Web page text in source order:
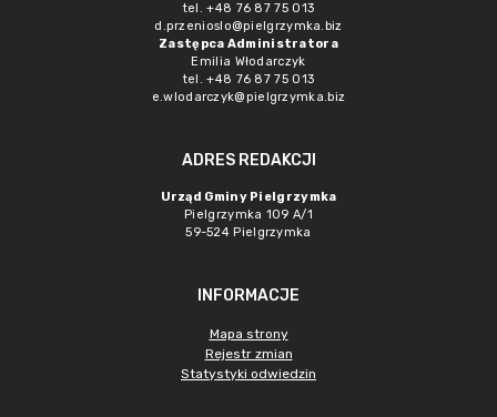
tel. +48 76 87 75 013
d.przenioslo@pielgrzymka.biz
Zastępca Administratora
Emilia Włodarczyk
tel. +48 76 87 75 013
e.wlodarczyk@pielgrzymka.biz
ADRES REDAKCJI
Urząd Gminy Pielgrzymka
Pielgrzymka 109 A/1
59-524 Pielgrzymka
INFORMACJE
Mapa strony
Rejestr zmian
Statystyki odwiedzin